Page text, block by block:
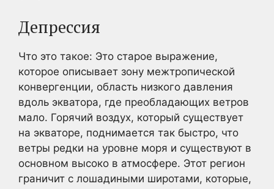
Депрессия
Что это такое: Это старое выражение,
которое описывает зону межтропической
конвергенции, область низкого давления
вдоль экватора, где преобладающих ветров
мало. Горячий воздух, который существует
на экваторе, поднимается так быстро, что
ветры редки на уровне моря и существуют в
основном высоко в атмосфере. Этот регион
граничит с лошадиными широтами, которые,